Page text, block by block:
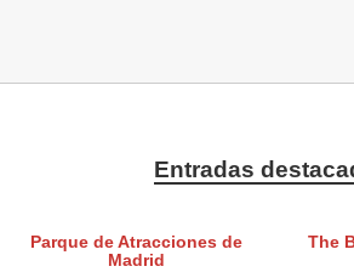
Entradas
Parque de Atracciones de
Madrid
The